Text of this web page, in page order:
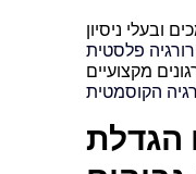
ניסיון
פלסטית
מקצועיים
הגדלת